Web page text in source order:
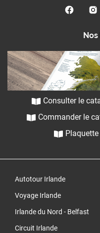
Consulter le
Commander le
Autotour Irlande
Voyage Irlande
Irlande du Nord - Belfast
Circuit Irlande